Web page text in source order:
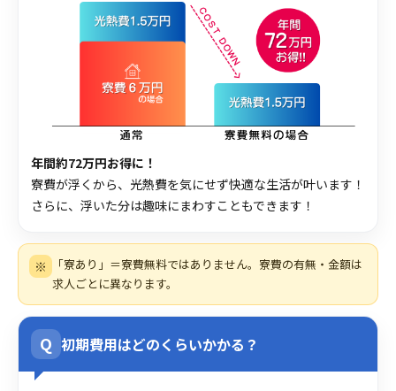
年間約72万円お得に！
寮費が浮くから、光熱費を気にせず快適な生活が叶います！
さらに、浮いた分は趣味にまわすこともできます！
※
「寮あり」＝寮費無料ではありません。寮費の有無・金額は
求人ごとに異なります。
Q 初期費用はどのくらいかかる？